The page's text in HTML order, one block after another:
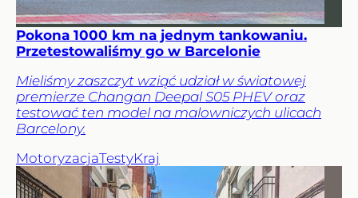
Pokona 1000 km na jednym tankowaniu.
Przetestowaliśmy go w Barcelonie
Mieliśmy zaszczyt wziąć udział w światowej
premierze Changan Deepal S05 PHEV oraz
testować ten model na malowniczych ulicach
Barcelony.
MotoryzacjaTestyKraj